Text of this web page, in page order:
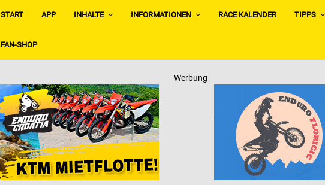
START APP INHALTE INFORMATIONEN RACE KALENDER TIPPS
FAN-SHOP
Werbung